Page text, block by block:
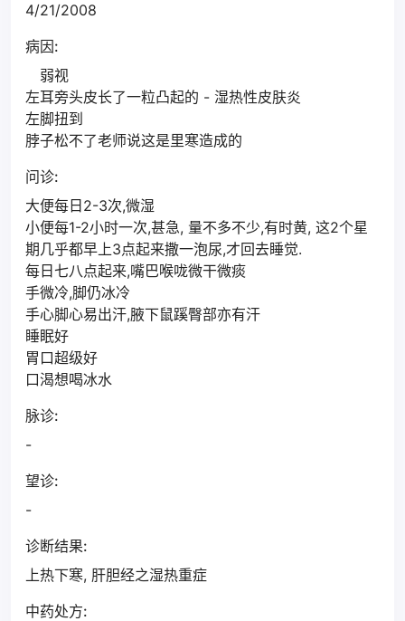
4/21/2008
病因:
弱视
左耳旁头皮长了一粒凸起的 - 湿热性皮肤炎
左脚扭到
脖子松不了老师说这是里寒造成的
问诊:
大便每日2-3次,微湿
小便每1-2小时一次,甚急, 量不多不少,有时黄, 这2个星
期几乎都早上3点起来撒一泡尿,才回去睡觉.
每日七八点起来,嘴巴喉咙微干微痰
手微冷,脚仍冰冷
手心脚心易出汗,腋下鼠蹊臀部亦有汗
睡眠好
胃口超级好
口渴想喝冰水
脉诊:
-
望诊:
-
诊断结果:
上热下寒, 肝胆经之湿热重症
中药处方: